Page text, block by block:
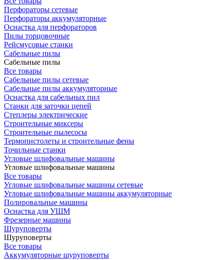
Перфораторы сетевые
Перфораторы аккумуляторные
Оснастка для перфораторов
Пилы торцовочные
Рейсмусовые станки
Сабельные пилы
Сабельные пилы
Все товары
Сабельные пилы сетевые
Сабельные пилы аккумуляторные
Оснастка для сабельных пил
Станки для заточки цепей
Степлеры электрические
Строительные миксеры
Строительные пылесосы
Термопистолеты и строительные фены
Точильные станки
Угловые шлифовальные машины
Угловые шлифовальные машины
Все товары
Угловые шлифовальные машины сетевые
Угловые шлифовальные машины аккумуляторные
Полировальные машины
Оснастка для УШМ
Фрезерные машины
Шуруповерты
Шуруповерты
Все товары
Аккумуляторные шуруповерты